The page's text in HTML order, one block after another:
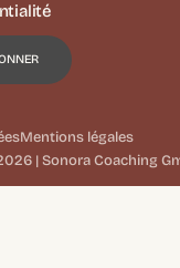
| Sonora Coaching
Mentions légales